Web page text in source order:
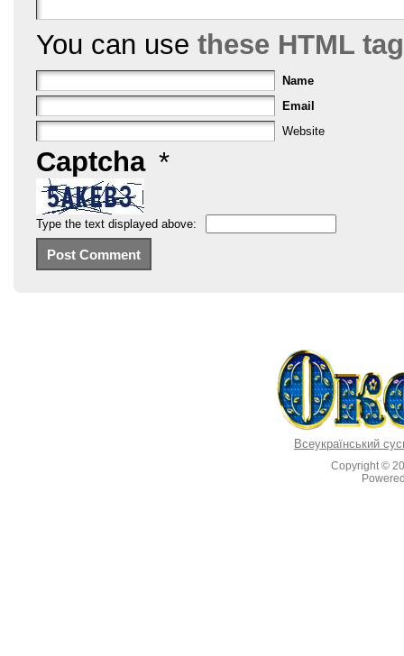
You can use these HTML
Name
Email
Website
Captcha *
Type the text displayed above:
Всеукраїнський
Copyright ©